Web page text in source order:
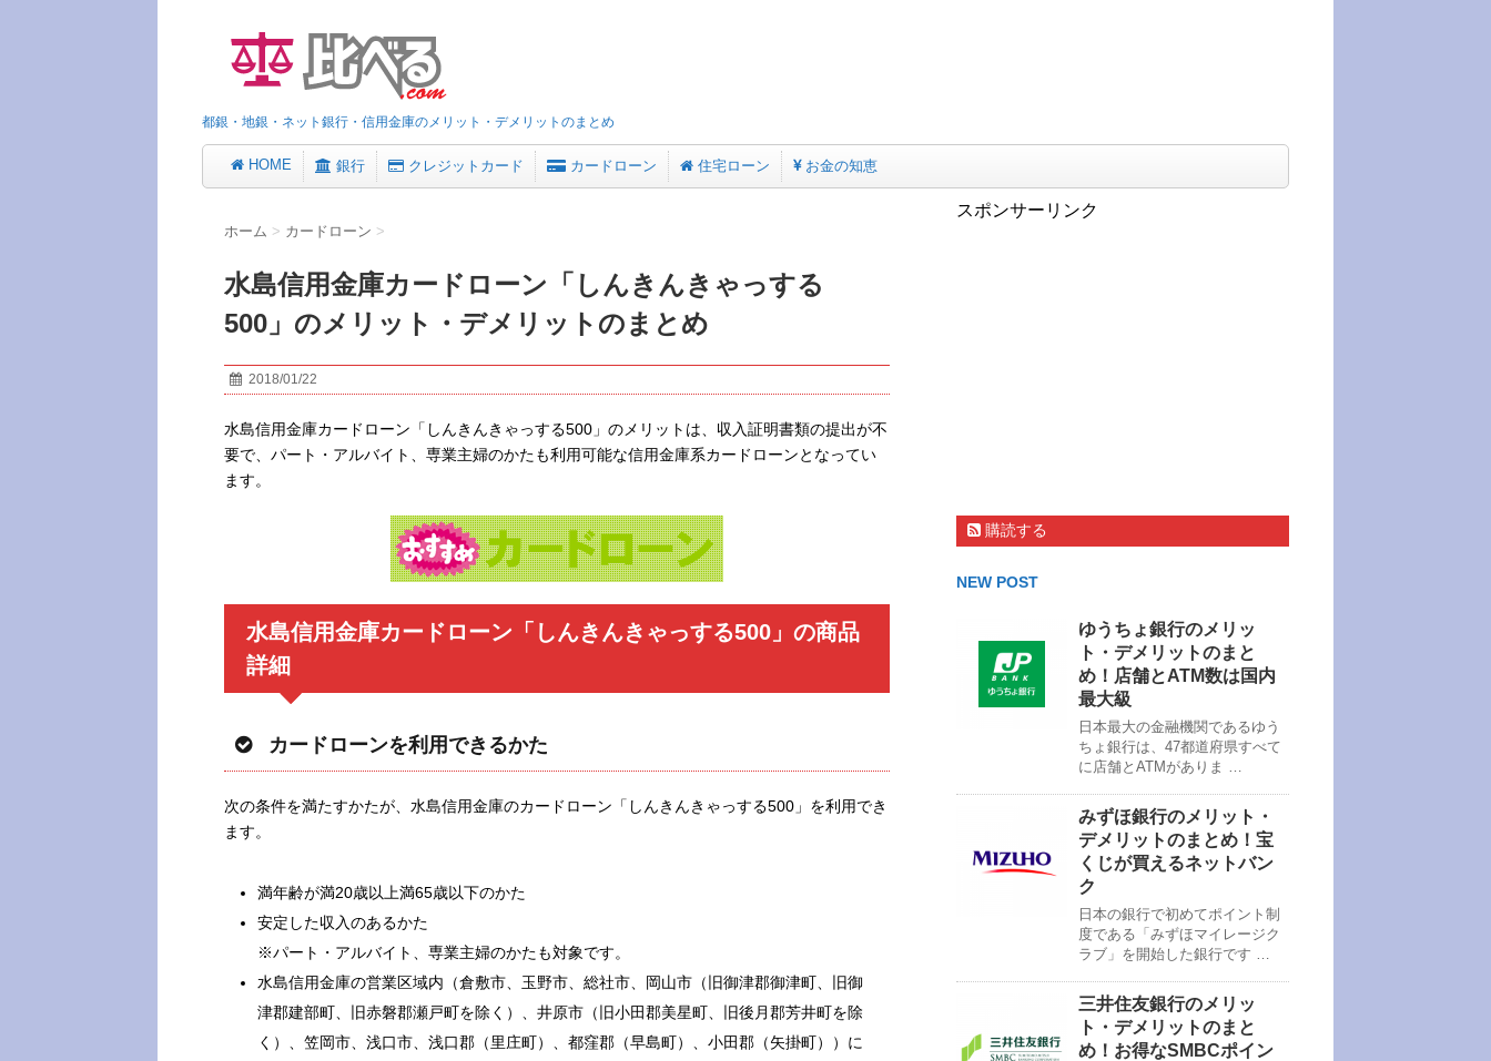
都銀・地銀・ネット銀行・信用金庫のメリット・デメリットのまとめ
HOME 銀行 クレジットカード カードローン 住宅ローン お金の知恵
ホーム > カードローン >
水島信用金庫カードローン「しんきんきゃっする
500」のメリット・デメリットのまとめ
2018/01/22
水島信用金庫カードローン「しんきんきゃっする500」のメリットは、収入証明書類の提出が不
要で、パート・アルバイト、専業主婦のかたも利用可能な信用金庫系カードローンとなってい
ます。
水島信用金庫カードローン「しんきんきゃっする500」の商品
詳細
カードローンを利用できるかた
次の条件を満たすかたが、水島信用金庫のカードローン「しんきんきゃっする500」を利用でき
ます。
満年齢が満20歳以上満65歳以下のかた
安定した収入のあるかた
※パート・アルバイト、専業主婦のかたも対象です。
水島信用金庫の営業区域内（倉敷市、玉野市、総社市、岡山市（旧御津郡御津町、旧御
津郡建部町、旧赤磐郡瀬戸町を除く）、井原市（旧小田郡美星町、旧後月郡芳井町を除
く）、笠岡市、浅口市、浅口郡（里庄町）、都窪郡（早島町）、小田郡（矢掛町））に
スポンサーリンク
購読する
NEW POST
ゆうちょ銀行のメリッ
ト・デメリットのまと
め！店舗とATM数は国内
最大級
日本最大の金融機関であるゆう
ちょ銀行は、47都道府県すべて
に店舗とATMがありま …
みずほ銀行のメリット・
デメリットのまとめ！宝
くじが買えるネットバン
ク
日本の銀行で初めてポイント制
度である「みずほマイレージク
ラブ」を開始した銀行です …
三井住友銀行のメリッ
ト・デメリットのまと
め！お得なSMBCポイン